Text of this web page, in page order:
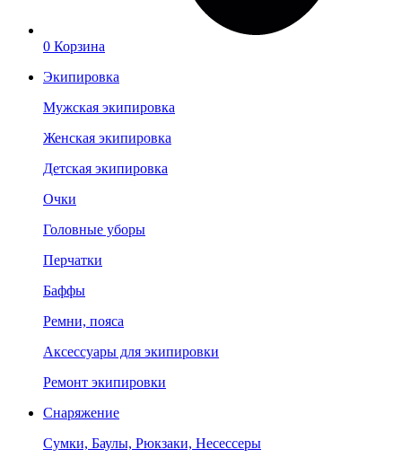
0 Корзина
Экипировка
Мужская экипировка
Женская экипировка
Детская экипировка
Очки
Головные уборы
Перчатки
Баффы
Ремни, пояса
Аксессуары для экипировки
Ремонт экипировки
Снаряжение
Сумки, Баулы, Рюкзаки, Несессеры